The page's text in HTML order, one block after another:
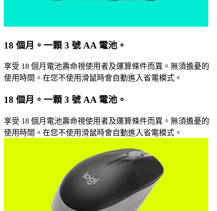
18 個月。一顆 3 號 AA 電池。
享受 18 個月電池壽命視使用者及運算條件而異。無須擔憂的
使用時間。在您不使用滑鼠時會自動進入省電模式。
18 個月。一顆 3 號 AA 電池。
享受 18 個月電池壽命視使用者及運算條件而異。無須擔憂的
使用時間。在您不使用滑鼠時會自動進入省電模式。